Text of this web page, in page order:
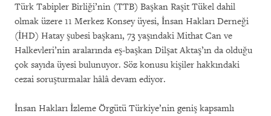
Türk Tabipler Birliği’nin (TTB) Başkan Raşit Tükel dahil
olmak üzere 11 Merkez Konsey üyesi, İnsan Hakları Derneği
(İHD) Hatay şubesi başkanı, 73 yaşındaki Mithat Can ve
Halkevleri’nin aralarında eş-başkan Dilşat Aktaş’ın da olduğu
çok sayıda üyesi bulunuyor. Söz konusu kişiler hakkındaki
cezai soruşturmalar hâlâ devam ediyor.
İnsan Hakları İzleme Örgütü Türkiye’nin geniş kapsamlı